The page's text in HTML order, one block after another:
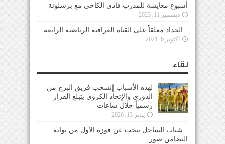
أسبوع معايشة للمدرب فادي الكاخي مع برشلونة
ديسمبر 11, 2023
الحداد معلقاً على القناة العراقية الرياضية الرابعة
أكتوبر 6, 2021
لقاء
لهذه الأسباب إنسحب فريق البرج من
الدوري والإتحاد الكروي يتبلغ القرار
رسمياً خلال ساعات
يناير 13, 2026
شباب الساحل يبحث عن فوزه الأول من بوابة
التضامن صور